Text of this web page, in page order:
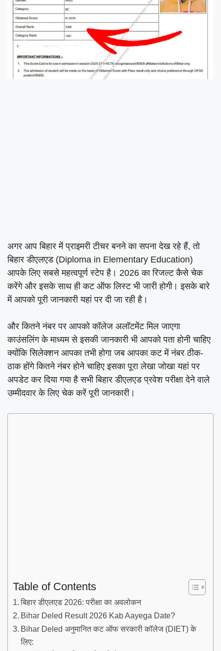
अगर आप बिहार में प्राइमरी टीचर बनने का सपना देख रहे हैं, तो
बिहार डीएलएड (Diploma in Elementary Education)
आपके लिए सबसे महत्वपूर्ण स्टेप है। 2026 का रिजल्ट कैसे चेक
करेंगे और इसके साथ ही कट ऑफ लिस्ट भी जारी होगी। इसके बारे
में आपको पूरी जानकारी यहां पर दी जा रही है।
और कितने नंबर पर आपको कॉलेज अलॉटमेंट मिल जाएगा
काउंसलिंग के माध्यम से इसकी जानकारी भी आपको पता होनी चाहिए
क्योंकि सिलेक्शन आपका तभी होगा जब आपका कट में नंबर ठीक-
ठाक होंगे कितने नंबर होने चाहिए इसका पूरा लेखा जोखा यहां पर
अपडेट कर दिया गया है सभी बिहार डीएलएड प्रवेश परीक्षा देने वाले
उम्मीदवार के लिए चेक करें पूरी जानकारी।
Table of Contents
बिहार डीएलएड 2026: परीक्षा का अवलोकन
Bihar Deled Result 2026 Kab Aayega Date?
Bihar Deled अनुमानित कट ऑफ सरकारी कॉलेज (DIET) के
लिए: